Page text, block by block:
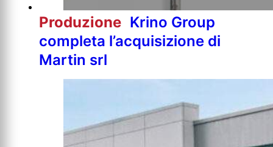
Produzione Krino Group
completa l’acquisizione di
Martin srl